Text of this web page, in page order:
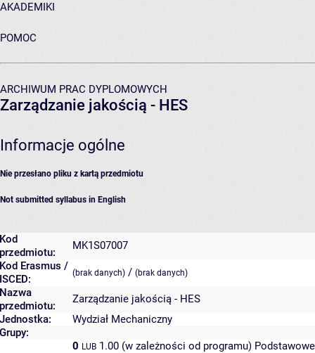
AKADEMIKI
POMOC
ARCHIWUM PRAC DYPLOMOWYCH
Zarządzanie jakością - HES
Informacje ogólne
Nie przesłano pliku z kartą przedmiotu
Not submitted syllabus in English
Kod
przedmiotu:
MK1S07007
Kod Erasmus /
ISCED:
(brak danych) / (brak danych)
Nazwa
przedmiotu:
Zarządzanie jakością - HES
Jednostka:
Wydział Mechaniczny
Grupy:
0 LUB 1.00 (w zależności od programu)